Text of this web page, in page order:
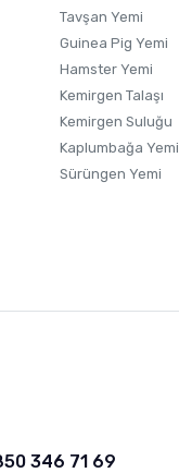
Tavşan Yemi
Guinea Pig Yemi
Hamster Yemi
Kemirgen Talaşı
Kemirgen Suluğu
Kaplumbağa Yemi
Sürüngen Yemi
346 71 69